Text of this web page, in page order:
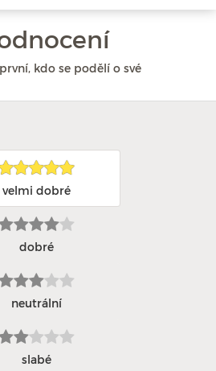
kdo se podělí o své
velmi dobré
dobré
neutrální
slabé